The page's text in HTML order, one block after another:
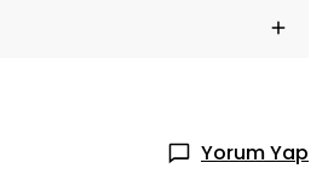
Yorum Yap